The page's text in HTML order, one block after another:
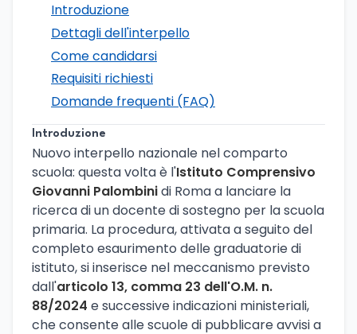
Introduzione
Dettagli dell'interpello
Come candidarsi
Requisiti richiesti
Domande frequenti (FAQ)
Introduzione
Nuovo interpello nazionale nel comparto
scuola: questa volta è l'Istituto Comprensivo
Giovanni Palombinidi Roma a lanciare la
ricerca di un docente di sostegno per la scuola
primaria. La procedura, attivata a seguito del
completo esaurimento delle graduatorie di
istituto, si inserisce nel meccanismo previsto
dall'articolo 13, comma 23 dell'O.M. n.
88/2024 e successive indicazioni ministeriali,
che consente alle scuole di pubblicare avvisi a